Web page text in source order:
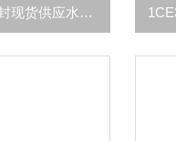
CLFY/500/420-90/A密封现货供应水泥厂辊压机油缸密封包